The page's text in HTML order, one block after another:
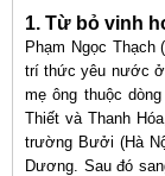
1. Từ bỏ vinh
Phạm Ngọc Thạch
trí thức yêu nước ở
mẹ ông thuộc
Thiết và Thanh
trường Bưởi (Hà
Dương. Sau đó